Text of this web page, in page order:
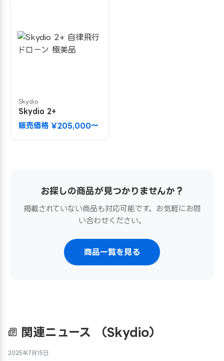
Skydio
Skydio 2+
販売価格 ¥205,000〜
お探しの商品が見つかりませんか？
掲載されていない商品も対応可能です。お気軽にお問
い合わせください。
商品一覧を見る
関連ニュース （Skydio）
2025年7月15日